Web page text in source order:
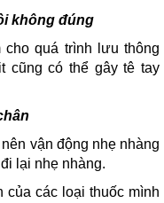
không đúng
quá trình lưu thông
cũng có thể gây tê tay
vận động nhẹ nhàng
lại nhẹ nhàng.
của các loại thuốc mình